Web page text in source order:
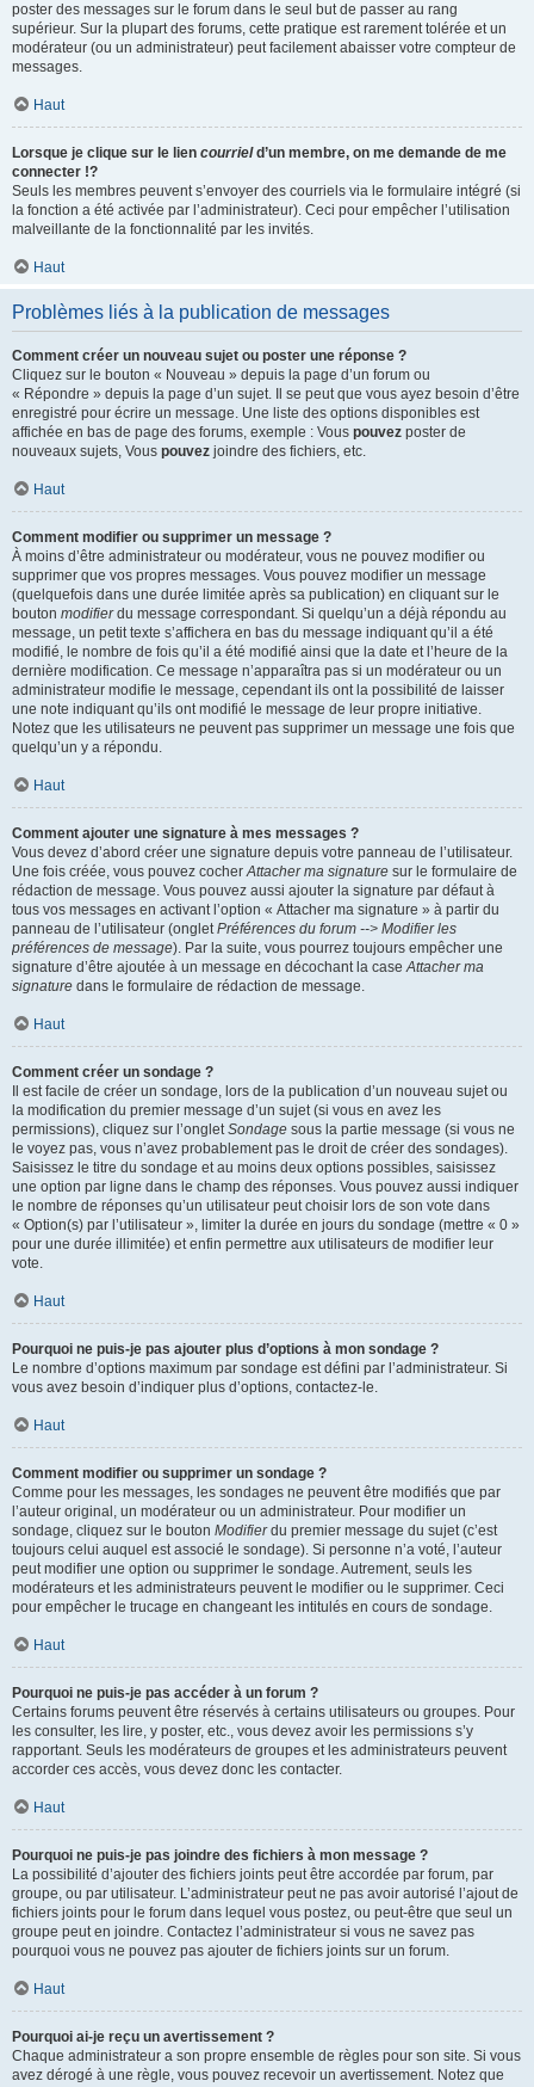
poster des messages sur le forum dans le seul but de passer au rang
supérieur. Sur la plupart des forums, cette pratique est rarement tolérée et un
modérateur (ou un administrateur) peut facilement abaisser votre compteur de
messages.
Haut
Lorsque je clique sur le lien courrield’un membre, on me demande de me
connecter !?
Seuls les membres peuvent s’envoyer des courriels via le formulaire intégré (si
la fonction a été activée par l’administrateur). Ceci pour empêcher l’utilisation
malveillante de la fonctionnalité par les invités.
Haut
Problèmes liés à la publication de messages
Comment créer un nouveau sujet ou poster une réponse ?
Cliquez sur le bouton « Nouveau » depuis la page d’un forum ou
« Répondre » depuis la page d’un sujet. Il se peut que vous ayez besoin d’être
enregistré pour écrire un message. Une liste des options disponibles est
affichée en bas de page des forums, exemple : Vous pouvez poster de
nouveaux sujets, Vous pouvez joindre des fichiers, etc.
Haut
Comment modifier ou supprimer un message ?
À moins d’être administrateur ou modérateur, vous ne pouvez modifier ou
supprimer que vos propres messages. Vous pouvez modifier un message
(quelquefois dans une durée limitée après sa publication) en cliquant sur le
bouton modifierdu message correspondant. Si quelqu’un a déjà répondu au
message, un petit texte s’affichera en bas du message indiquant qu’il a été
modifié, le nombre de fois qu’il a été modifié ainsi que la date et l’heure de la
dernière modification. Ce message n’apparaîtra pas si un modérateur ou un
administrateur modifie le message, cependant ils ont la possibilité de laisser
une note indiquant qu’ils ont modifié le message de leur propre initiative.
Notez que les utilisateurs ne peuvent pas supprimer un message une fois que
quelqu’un y a répondu.
Haut
Comment ajouter une signature à mes messages ?
Vous devez d’abord créer une signature depuis votre panneau de l’utilisateur.
Une fois créée, vous pouvez cocherAttacher ma signature sur le formulaire de
rédaction de message. Vous pouvez aussi ajouter la signature par défaut à
tous vos messages en activant l’option « Attacher ma signature » à partir du
panneau de l’utilisateur (ongletPréférences du forum --> Modifier les
préférences de message). Par la suite, vous pourrez toujours empêcher une
signature d’être ajoutée à un message en décochant la caseAttacher ma
signature dans le formulaire de rédaction de message.
Haut
Comment créer un sondage ?
Il est facile de créer un sondage, lors de la publication d’un nouveau sujet ou
la modification du premier message d’un sujet (si vous en avez les
permissions), cliquez sur l’ongletSondage sous la partie message (si vous ne
le voyez pas, vous n’avez probablement pas le droit de créer des sondages).
Saisissez le titre du sondage et au moins deux options possibles, saisissez
une option par ligne dans le champ des réponses. Vous pouvez aussi indiquer
le nombre de réponses qu’un utilisateur peut choisir lors de son vote dans
« Option(s) par l’utilisateur », limiter la durée en jours du sondage (mettre « 0 »
pour une durée illimitée) et enfin permettre aux utilisateurs de modifier leur
vote.
Haut
Pourquoi ne puis-je pas ajouter plus d’options à mon sondage ?
Le nombre d’options maximum par sondage est défini par l’administrateur. Si
vous avez besoin d’indiquer plus d’options, contactez-le.
Haut
Comment modifier ou supprimer un sondage ?
Comme pour les messages, les sondages ne peuvent être modifiés que par
l’auteur original, un modérateur ou un administrateur. Pour modifier un
sondage, cliquez sur le bouton Modifierdu premier message du sujet (c’est
toujours celui auquel est associé le sondage). Si personne n’a voté, l’auteur
peut modifier une option ou supprimer le sondage. Autrement, seuls les
modérateurs et les administrateurs peuvent le modifier ou le supprimer. Ceci
pour empêcher le trucage en changeant les intitulés en cours de sondage.
Haut
Pourquoi ne puis-je pas accéder à un forum ?
Certains forums peuvent être réservés à certains utilisateurs ou groupes. Pour
les consulter, les lire, y poster, etc., vous devez avoir les permissions s’y
rapportant. Seuls les modérateurs de groupes et les administrateurs peuvent
accorder ces accès, vous devez donc les contacter.
Haut
Pourquoi ne puis-je pas joindre des fichiers à mon message ?
La possibilité d’ajouter des fichiers joints peut être accordée par forum, par
groupe, ou par utilisateur. L’administrateur peut ne pas avoir autorisé l’ajout de
fichiers joints pour le forum dans lequel vous postez, ou peut-être que seul un
groupe peut en joindre. Contactez l’administrateur si vous ne savez pas
pourquoi vous ne pouvez pas ajouter de fichiers joints sur un forum.
Haut
Pourquoi ai-je reçu un avertissement ?
Chaque administrateur a son propre ensemble de règles pour son site. Si vous
avez dérogé à une règle, vous pouvez recevoir un avertissement. Notez que